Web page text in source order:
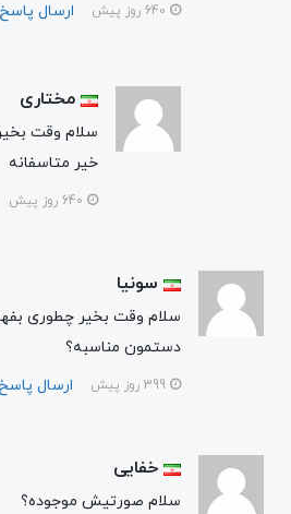
ارسال پاسخ
مختاری
سلام وقت
خیر متاسفانه
سونیا
سلام وقت بخیر چطوری
دستمون مناسبه؟
ارسال پاسخ
خفایی
سلام صورتیش موجوده؟